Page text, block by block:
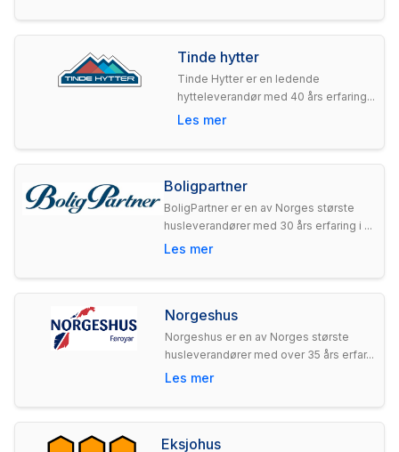
Tinde hytter
Tinde Hytter er en ledende
hytteleverandør med 40 års erfaring...
Les mer
Boligpartner
BoligPartner er en av Norges største
husleverandører med 30 års erfaring i ...
Les mer
Norgeshus
Norgeshus er en av Norges største
husleverandører med over 35 års erfar...
Les mer
Eksjohus